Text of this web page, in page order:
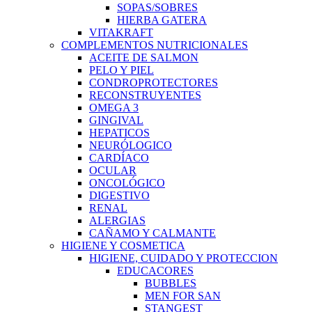
SOPAS/SOBRES
HIERBA GATERA
VITAKRAFT
COMPLEMENTOS NUTRICIONALES
ACEITE DE SALMON
PELO Y PIEL
CONDROPROTECTORES
RECONSTRUYENTES
OMEGA 3
GINGIVAL
HEPATICOS
NEURÓLOGICO
CARDÍACO
OCULAR
ONCOLÓGICO
DIGESTIVO
RENAL
ALERGIAS
CAÑAMO Y CALMANTE
HIGIENE Y COSMETICA
HIGIENE, CUIDADO Y PROTECCION
EDUCACORES
BUBBLES
MEN FOR SAN
STANGEST